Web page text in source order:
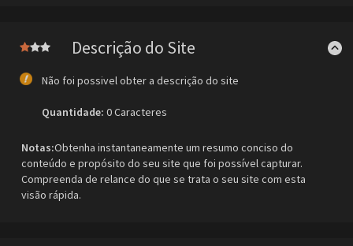
Descrição do Site
Não foi possivel obter a descrição do site
Quantidade: 0 Caracteres
Notas:Obtenha instantaneamente um resumo conciso do
conteúdo e propósito do seu site que foi possível capturar.
Compreenda de relance do que se trata o seu site com esta
visão rápida.